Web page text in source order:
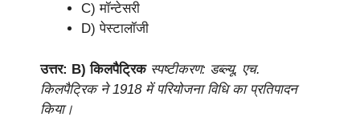
C) मॉन्टेसरी
D) पेस्टालॉजी
उत्तर: B) किलपैट्रिक स्पष्टीकरण: डब्ल्यू. एच.
किलपैट्रिक ने 1918 में परियोजना विधि का प्रतिपादन
किया।